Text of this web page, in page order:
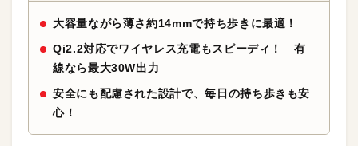
大容量ながら薄さ約14mmで持ち歩きに最適！
Qi2.2対応でワイヤレス充電もスピーディ！ 有
線なら最大30W出力
安全にも配慮された設計で、毎日の持ち歩きも安
心！